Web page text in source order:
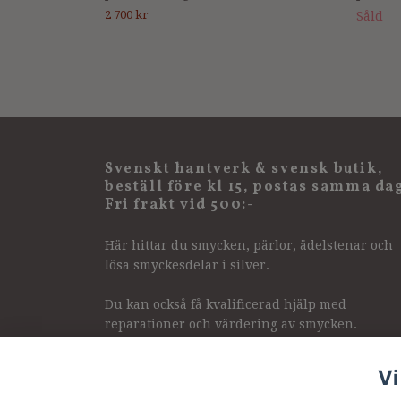
2 700 kr Såld
Svenskt hantverk & svensk butik,
beställ före kl 15, postas samma
Fri frakt vid 500:-
Här hittar du smycken, pärlor, ädelstenar och
lösa smyckesdelar i silver.
Du kan också få kvalificerad hjälp med
reparationer och värdering av smycken.